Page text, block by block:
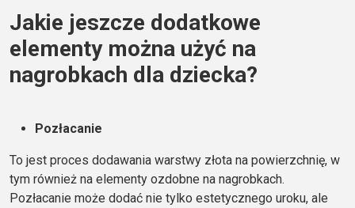
Jakie jeszcze dodatkowe
elementy można użyć na
nagrobkach dla dziecka?
Pozłacanie
To jest proces dodawania warstwy złota na powierzchnię, w
tym również na elementy ozdobne na nagrobkach.
Pozłacanie może dodać nie tylko estetycznego uroku, ale